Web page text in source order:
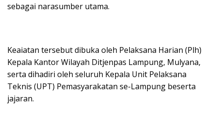
sebagai narasumber utama.
Keaiatan tersebut dibuka oleh Pelaksana Harian (Plh)
Kepala Kantor Wilayah Ditjenpas Lampung, Mulyana,
serta dihadiri oleh seluruh Kepala Unit Pelaksana
Teknis (UPT) Pemasyarakatan se-Lampung beserta
jajaran.